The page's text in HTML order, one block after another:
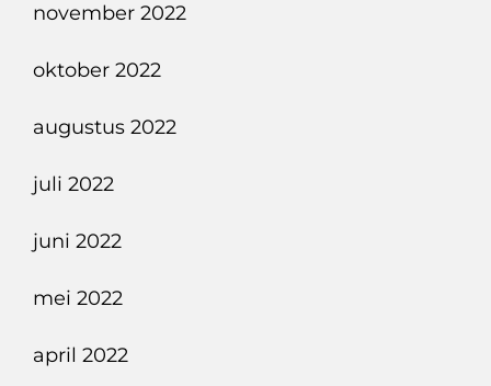
november 2022
oktober 2022
augustus 2022
juli 2022
juni 2022
mei 2022
april 2022